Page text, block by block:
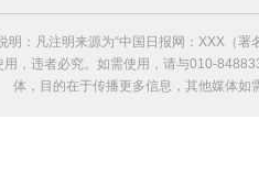
明：凡注明来源为“中国日报网：XXX（
，违者必究。如需使用，请与010-
体，目的在于传播更多信息，其他媒体